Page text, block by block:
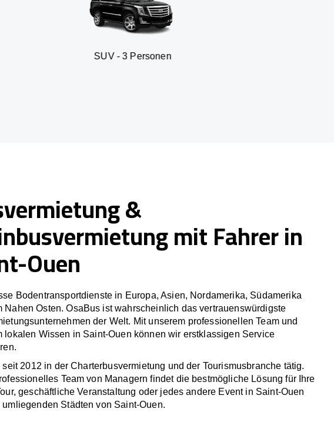
SUV - 3 Personen
&
mit Fahrer in
Ouen
Bodentransportdienste in Europa, Asien, Nordamerika, Südamerika
Nahen Osten. OsaBus ist wahrscheinlich das vertrauenswürdigste
der Welt. Mit unserem professionellen Team und
lokalen Wissen in Saint-Ouen können wir erstklassigen Service
2012 in der Charterbusvermietung und der Tourismusbranche tätig.
Team von Managern findet die bestmögliche Lösung für Ihre
geschäftliche Veranstaltung oder jedes andere Event in Saint-Ouen
umliegenden Städten von Saint-Ouen.